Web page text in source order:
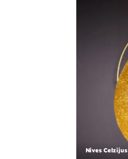
Nives Celzijus